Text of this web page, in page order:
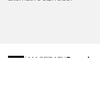
/ MASERATI Grecale